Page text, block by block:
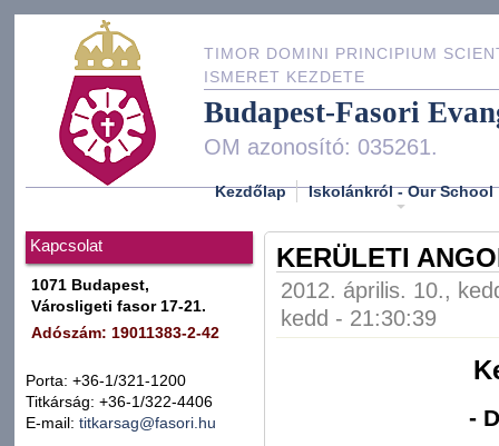
TIMOR DOMINI PRINCIPIUM
ISMERET KEZDETE
Budapest-Fasori
OM azonosító: 035261.
Kezdőlap Iskolánkról - Our School
Kapcsolat
1071 Budapest,
Városligeti fasor 17-21.
Adószám: 19011383-2-42
Porta: +36-1/321-1200
Titkárság: +36-1/322-4406
E-mail: titkarsag@fasori.hu
KERÜLETI
2012. április. 10.,
kedd - 21:30:39
-